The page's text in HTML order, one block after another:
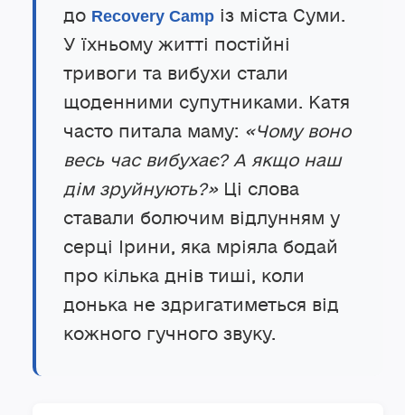
до Recovery Camp із міста Суми.
У їхньому житті постійні
тривоги та вибухи стали
щоденними супутниками. Катя
часто питала маму: «Чому воно
весь час вибухає? А якщо наш
дім зруйнують?»Ці слова
ставали болючим відлунням у
серці Ірини, яка мріяла бодай
про кілька днів тиші, коли
донька не здригатиметься від
кожного гучного звуку.